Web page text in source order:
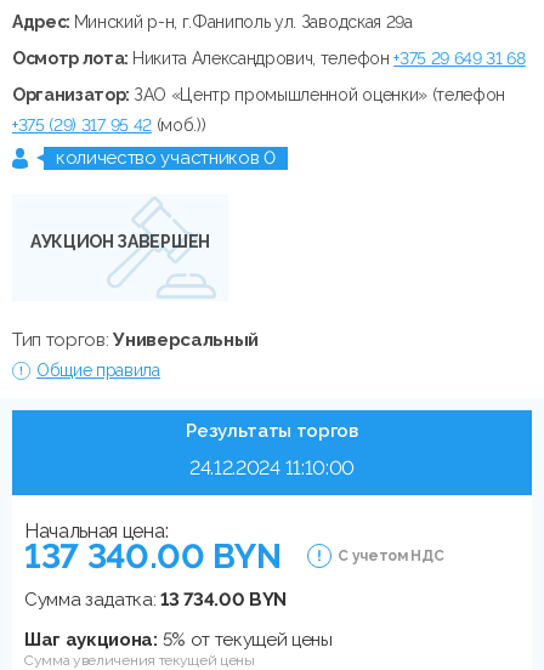
Адрес: Минский р-н, г.Фаниполь ул. Заводская 29а
Осмотр лота: Никита Александрович, телефон+375 29 649 31 68
Организатор: ЗАО «Центр промышленной оценки» (телефон
+375 (29) 317 95 42(моб.))
количество участников 0
АУКЦИОН ЗАВЕРШЕН
Тип торгов:Универсальный
Общие правила
Результаты торгов
24.12.2024 11:10:00
Начальная цена:
137 340.00 BYN С учетом НДС
Сумма задатка:13 734.00 BYN
Шаг аукциона: 5% от текущей цены
Сумма увеличения текущей цены